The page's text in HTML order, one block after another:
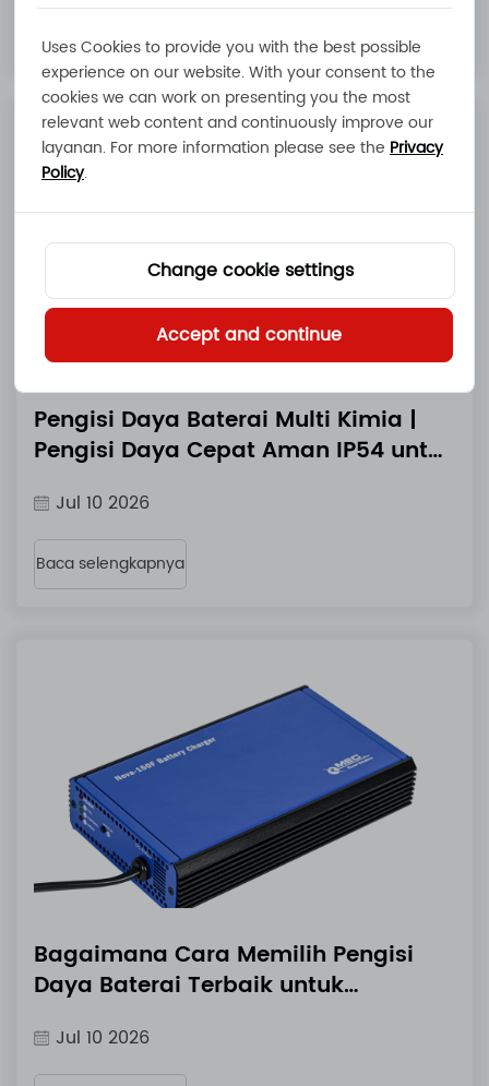
Pengisi Daya Baterai Multi Kimia |
Pengisi Daya Cepat Aman IP54 untuk
Jul 10 2026
Baca selengkapnya
Bagaimana Cara Memilih Pengisi
Daya Baterai Terbaik untuk
Jul 10 2026
Uses Cookies to provide you with the best possible
experience on our website. With your consent to the
cookies we can work on presenting you the most
relevant web content and continuously improve our
layanan. For more information please see the Privacy
Policy.
Change cookie settings
Accept and continue